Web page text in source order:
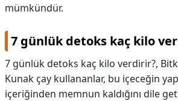
mümkündür.
7 günlük detoks kaç kilo
7 günlük detoks kaç kilo verdirir?,
Kunak çay kullananlar, bu içeceğin
içeriğinden memnun kaldığını dile